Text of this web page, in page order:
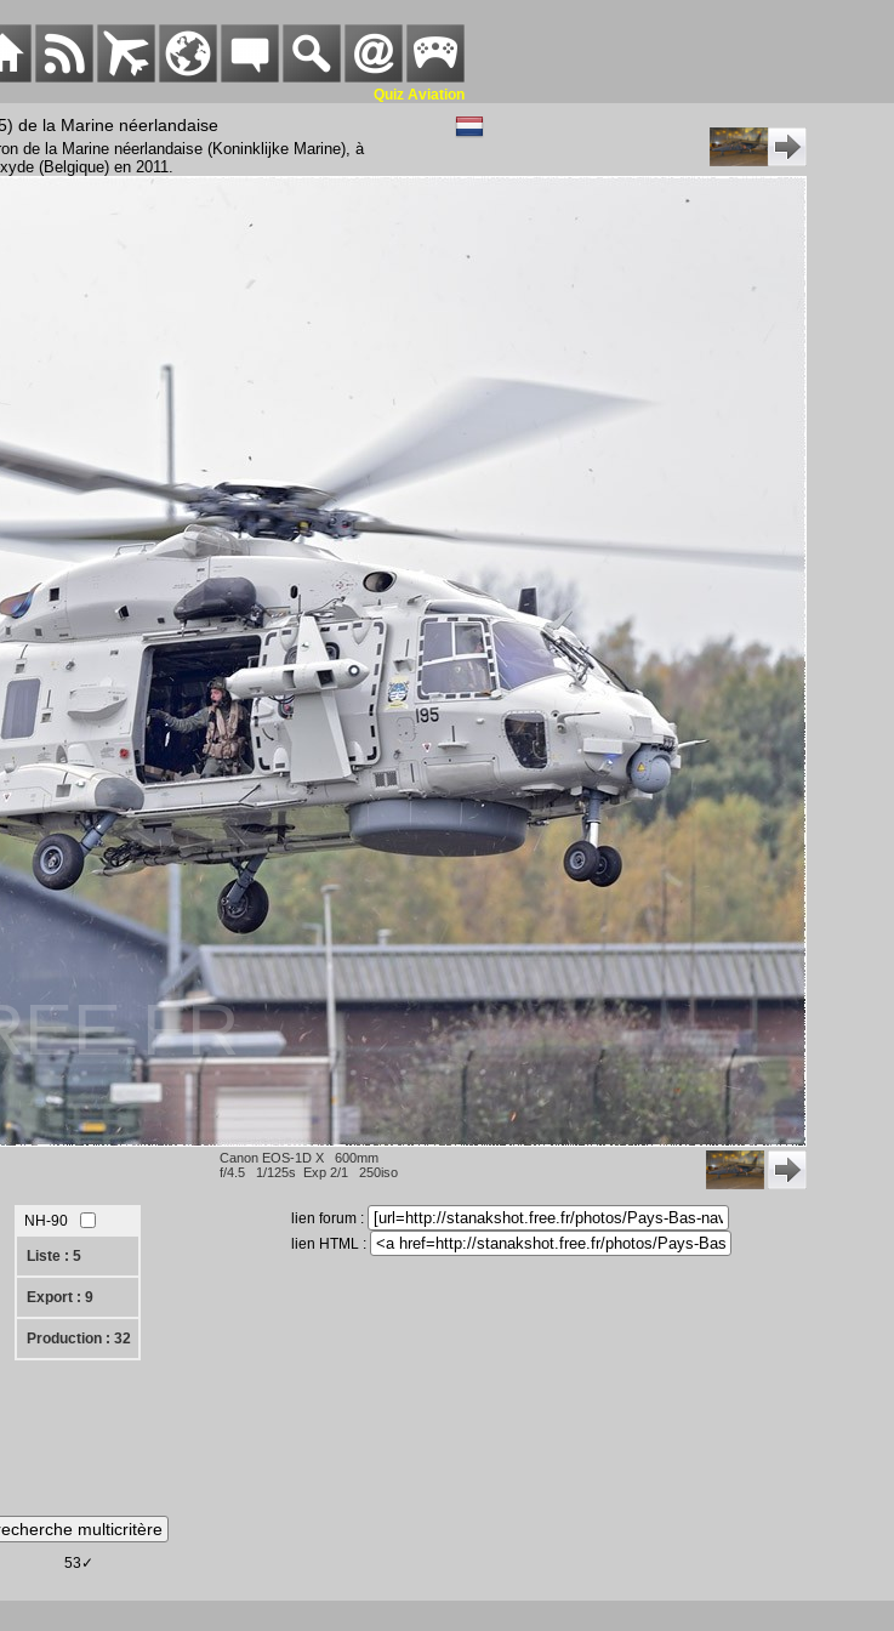
Quiz Aviation
de la Marine néerlandaise
de la Marine néerlandaise (Koninklijke Marine), à
(Belgique) en 2011.
Canon EOS-1D X 600mm
f/4.5 1/125s Exp 2/1 250iso
NH-90
Liste : 5
Export : 9
Production : 32
lien forum :
lien HTML :
53✓